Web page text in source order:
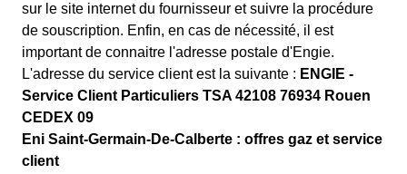
sur le site internet du fournisseur et suivre la procédure
de souscription. Enfin, en cas de nécessité, il est
important de connaitre l'adresse postale d'Engie.
L'adresse du service client est la suivante : ENGIE -
Service Client Particuliers TSA 42108 76934 Rouen
CEDEX 09
Eni Saint-Germain-De-Calberte : offres gaz et service
client